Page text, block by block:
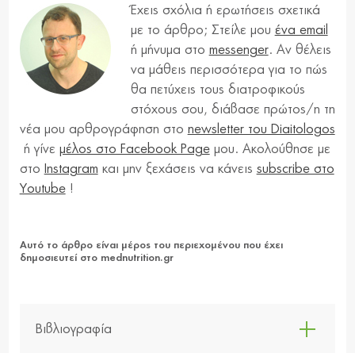
Έχεις σχόλια ή ερωτήσεις σχετικά
με το άρθρο; Στείλε μου ένα email
ή μήνυμα στο messenger. Αν θέλεις
να μάθεις περισσότερα για το πώς
θα πετύχεις τους διατροφικούς
στόχους σου, διάβασε πρώτος/η τη
νέα μου αρθρογράφηση στο newsletter του Diaitologos
ή γίνε μέλος στο Facebook Pageμου. Ακολούθησε με
στο Instagram και μην ξεχάσεις να κάνεις subscribe στο
Youtube!
Αυτό το άρθρο είναι μέρος του περιεχομένου που έχει
δημοσιευτεί στο mednutrition.gr
Βιβλιογραφία